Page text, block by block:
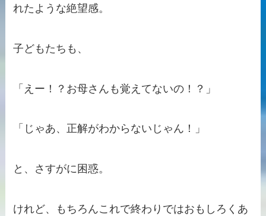
れたような絶望感。
子どもたちも、
「えー！？お母さんも覚えてないの！？」
「じゃあ、正解がわからないじゃん！」
と、さすがに困惑。
けれど、もちろんこれで終わりではおもしろくあ